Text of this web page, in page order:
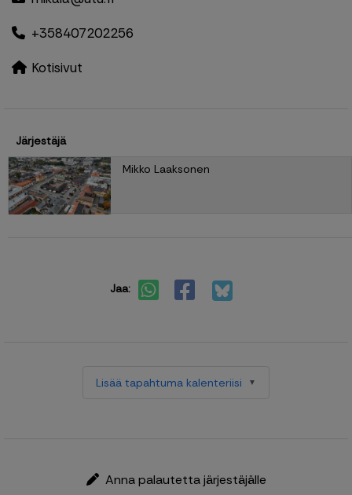
+358407202256
Kotisivut
Järjestäjä
Mikko Laaksonen
Jaa:
Lisää tapahtuma kalenteriisi
Anna palautetta järjestäjälle